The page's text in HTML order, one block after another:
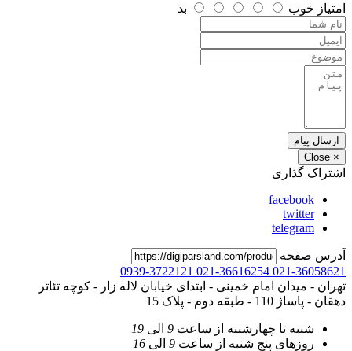
امتیاز خوب بد
ارسال پیام
×
Close
اشتراک گذاری
facebook
twitter
telegram
آدرس صفحه
021-36058621
021-36616254
0939-3722121
تهران - میدان امام خمینی - ابتدای خیابان لاله زار - کوچه تئاتر
دهقان - پاساژ 110 - طبقه دوم - پلاک 15
شنبه تا چهارشنبه از ساعت 9 الی 19
روزهای پنج شنبه از ساعت 9 الی 16